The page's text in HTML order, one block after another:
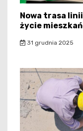
Nowa trasa
życie
31 grudnia 2025